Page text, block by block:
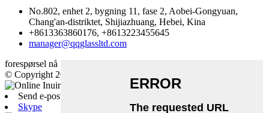
No.802, enhet 2, bygning 11, fase 2, Aobei-Gongyuan,
Chang'an-distriktet, Shijiazhuang, Hebei, Kina
+8613363860176, +8613223455645
manager@qqglassltd.com
forespørsel nå
© Copyright 20192020: Med enerett.
Send e-post
Skype